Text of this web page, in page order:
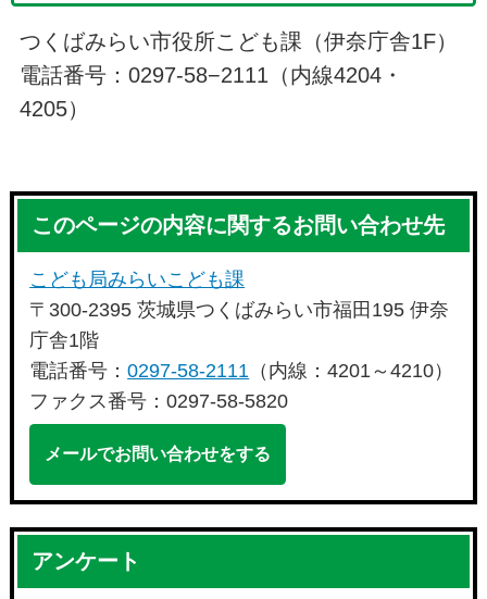
つくばみらい市役所こども課（伊奈庁舎1F）
電話番号：0297-58−2111（内線4204・
4205）
このページの内容に関するお問い合わせ先
こども局みらいこども課
〒300-2395 茨城県つくばみらい市福田195 伊奈
庁舎1階
電話番号：0297-58-2111 （内線：4201～4210）
ファクス番号：0297-58-5820
メールでお問い合わせをする
アンケート